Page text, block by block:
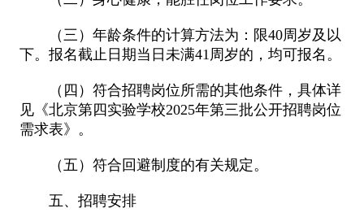
（三）年龄条件的计算方法为： 限40周岁及以
下。报名截止日期当日未满41周岁的，均可报名。
（四）符合招聘岗位所需的其他条件，具体详
见《北京第四实验学校2025年第三批公开招聘岗位
需求表》。
（五）符合回避制度的有关规定。
五、招聘安排